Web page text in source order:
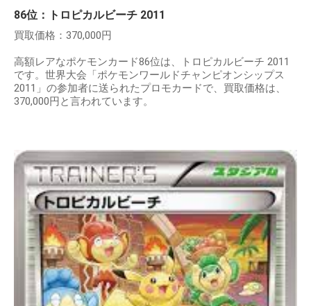
86位：トロピカルビーチ 2011
買取価格：370,000円
高額レアなポケモンカード86位は、トロピカルビーチ 2011
です。世界大会「ポケモンワールドチャンピオンシップス
2011」の参加者に送られたプロモカードで、買取価格は、
370,000円と言われています。